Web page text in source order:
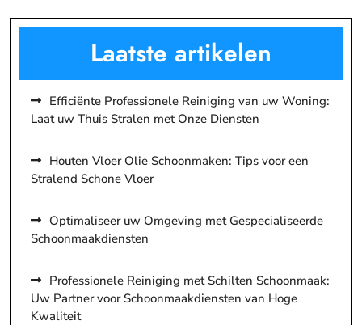
Laatste artikelen
Efficiënte Professionele Reiniging van uw Woning:
Laat uw Thuis Stralen met Onze Diensten
Houten Vloer Olie Schoonmaken: Tips voor een
Stralend Schone Vloer
Optimaliseer uw Omgeving met Gespecialiseerde
Schoonmaakdiensten
Professionele Reiniging met Schilten Schoonmaak:
Uw Partner voor Schoonmaakdiensten van Hoge
Kwaliteit